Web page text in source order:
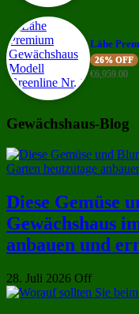
Lähe
26% OFF
€6,959.00
Gewächshaus-Blog
Diese Gemüse
Gewächshaus
anbauen und
28. Juli 2026 Off